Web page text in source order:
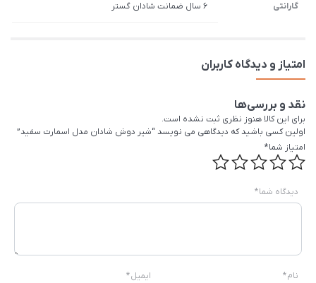
گارانتی 6 سال ضمانت شادان گستر
امتیاز و دیدگاه کاربران
نقد و بررسی‌ها
برای این کالا هنوز نظری ثبت نشده است.
اولین کسی باشید که دیدگاهی می نویسد “شیر دوش شادان مدل اسمارت سفید”
امتیاز شما*
دیدگاه شما*
نام* ایمیل*